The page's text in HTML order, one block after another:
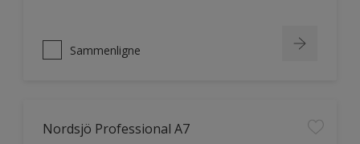
Sammenligne
Nordsjö Professional A7